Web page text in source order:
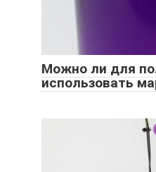
Можно ли для
использовать